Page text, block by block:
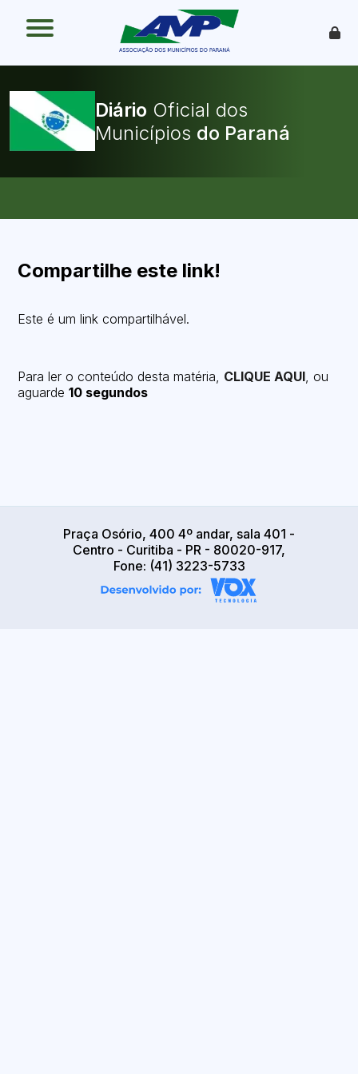
Diário Oficial dos
Municípios
Como funciona
Benefícios
Legislação
O Que Pode Ser Publicado
Faça sua Adesão
Compartilhe este link!
Este é um link compartilhável.
Para ler o conteúdo desta matéria, CLIQUE AQUI , ou
aguarde10 segundos
Praça Osório, 400 4º andar, sala 401 -
Centro - Curitiba - PR - 80020-917,
Fone: (41) 3223-5733